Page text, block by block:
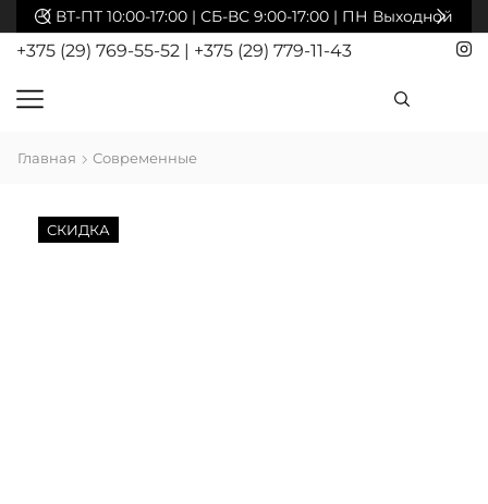
ВТ-ПТ 10:00-17:00 | СБ-ВС 9:00-17:00 | ПН Выходной
+375 (29) 769-55-52 | +375 (29) 779-11-43
Главная Современные
СКИДКА